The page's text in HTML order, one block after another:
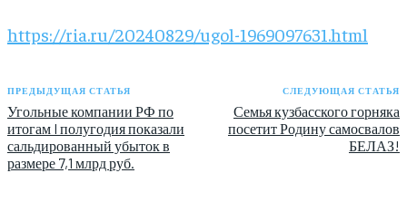
https://ria.ru/20240829/ugol-1969097631.html
ПРЕДЫДУЩАЯ СТАТЬЯ
Угольные компании РФ по
итогам I полугодия показали
сальдированный убыток в
размере 7,1 млрд руб.
СЛЕДУЮЩАЯ СТАТЬЯ
Семья кузбасского горняка
посетит Родину самосвалов
БЕЛАЗ!